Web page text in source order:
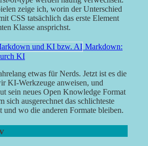
zeige ich, worin der Unterschied
CSS tatsächlich das erste Element
Klasse ansprichst.
Markdown:
KI
etwas für Nerds. Jetzt ist es die
KI-Werkzeuge anweisen, und
sein neues Open Knowledge Format
sich ausgerechnet das schlichteste
und wo die anderen Formate bleiben.